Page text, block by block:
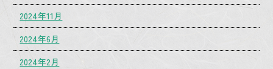
2024年11月
2024年6月
2024年2月